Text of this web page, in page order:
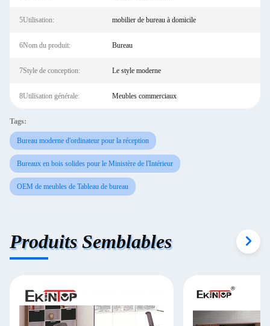
5Utilisation: mobilier de bureau à domicile
6Nom du produit: Bureau
7Style de conception: Le style moderne
8Utilisation générale: Meubles commerciaux
Tags:
Bureau moderne d'ordinateur pour la réception
Bureaux en bois solides pour le Ministère de l'Intérieur
OEM de meubles de Tableau de bureau
Produits Semblables